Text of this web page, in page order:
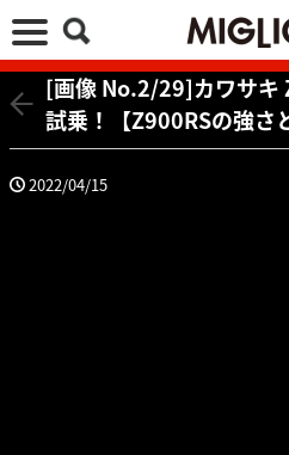
[画像 No.2/29]カワサキ
試乗！【Z900RSの強さ
2022/04/15